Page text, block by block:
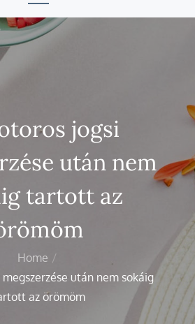
jogsi
után nem
tartott az
Home
után nem sokáig
az örömöm